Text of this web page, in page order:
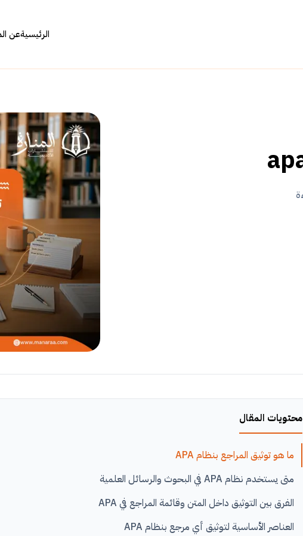
الرئيسيةعن
محتويات المقال
ما هو توثيق المراجع بنظام APA
متى يستخدم نظام APA في البحوث والرسائل العلمية
الفرق بين التوثيق داخل المتن وقائمة المراجع في APA
العناصر الأساسية لتوثيق أي مرجع بنظام APA